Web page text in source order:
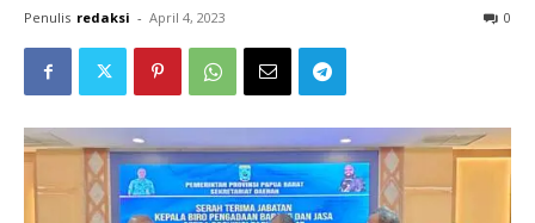
Penulis redaksi - April 4, 2023 0